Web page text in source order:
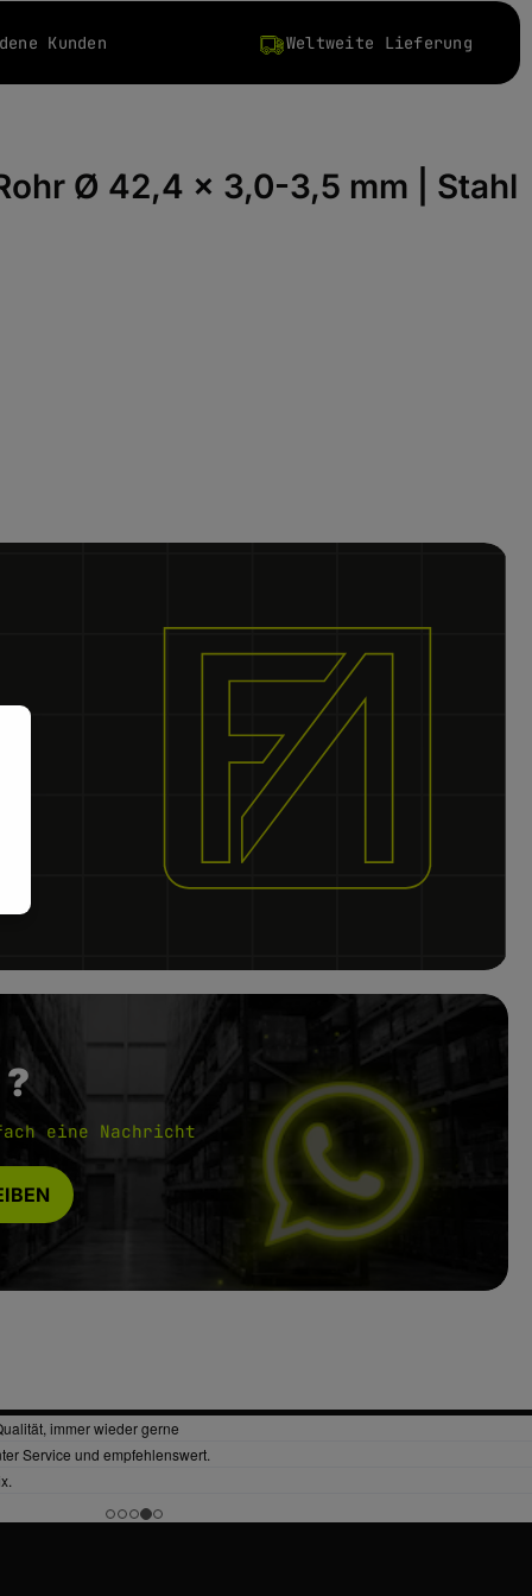
Kunden Weltweite Lieferung
Ø 42,4 x 3,0-3,5 mm | Stahl
eine Nachricht